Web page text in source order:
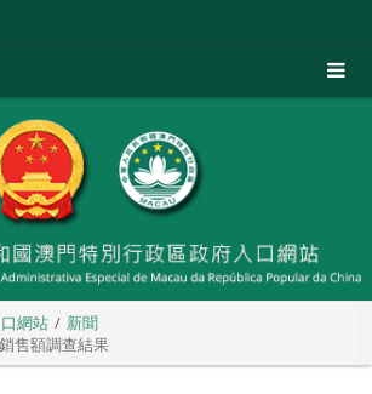
網站
新聞
售額調查結果